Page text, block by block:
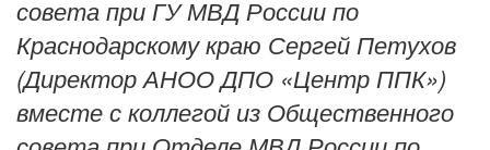
совета при ГУ МВД России по
Краснодарскому краю Сергей Петухов
(Директор АНОО ДПО «Центр ППК»)
вместе с коллегой из Общественного